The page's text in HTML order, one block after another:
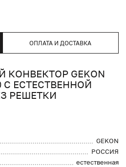
ОПЛАТА И ДОСТАВКА
GEKON
С ЕСТЕСТВЕННОЙ
РЕШЕТКИ
GEKON
РОССИЯ
естественная